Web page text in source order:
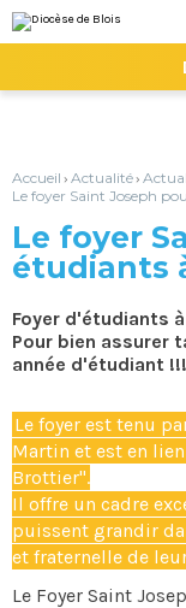
au
contenu.
la
personnels
Accueil › Actualité›
Le foyer Saint Joseph
Le foyer
étudiants
Foyer d'étudiants
Pour bien assurer
année d'étudiant !!!
Le foyer est tenu
Martin et est en
Brottier".
Il offre un cadre
puissent grandir
et fraternelle de
Le Foyer Saint